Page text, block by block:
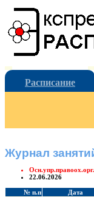
Расписание
Журнал
Осн.упр.правоох.орг.
22.06.2026
№ п.п Дата